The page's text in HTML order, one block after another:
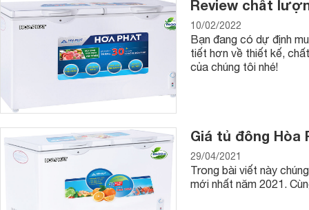
Review chất
10/02/2022
Bạn đang có dự định
tiết hơn về thiết kế,
của chúng tôi nhé!
Giá tủ đông Hòa
29/04/2021
Trong bài viết này
mới nhất năm 2021.